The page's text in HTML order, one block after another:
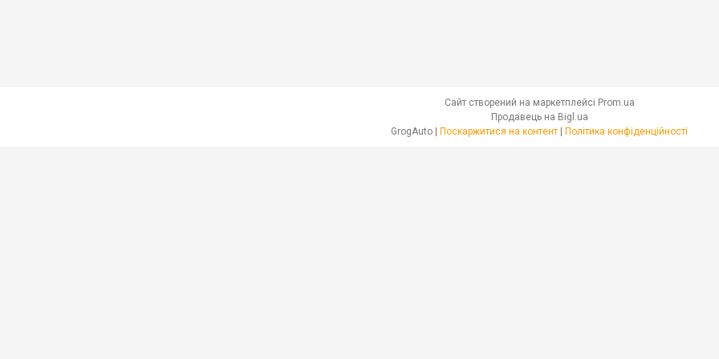
Сайт створений на маркетплейсі Prom.ua
Продавець на Bigl.ua
GrogAuto | Поскаржитися на контент | Політика конфіденційності